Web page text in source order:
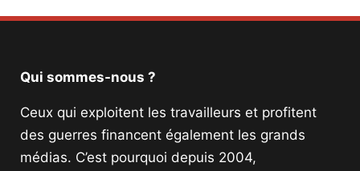
Qui sommes-nous ?
Ceux qui exploitent les travailleurs et profitent
des guerres financent également les grands
médias. C’est pourquoi depuis 2004,